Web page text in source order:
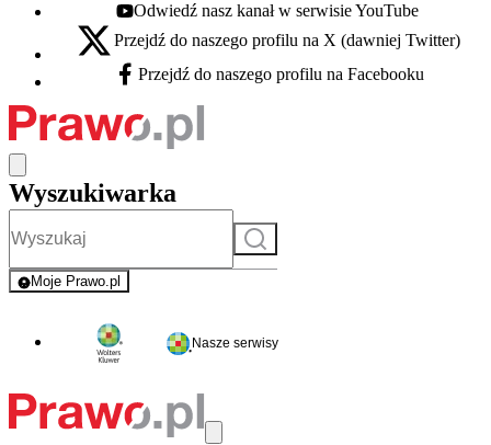
Youtube - otwiera się w nowej karcie
Odwiedź nasz kanał w serwisie YouTube
X - otwiera się w nowej karcie
Przejdź do naszego profilu na X (dawniej Twitter)
Facebook - otwiera się w nowej karcie
Przejdź do naszego profilu na Facebooku
Wyszukiwarka
Szukaj
Moje Prawo.pl
- rejestracja i logowanie do serwisu
Nasze serwisy